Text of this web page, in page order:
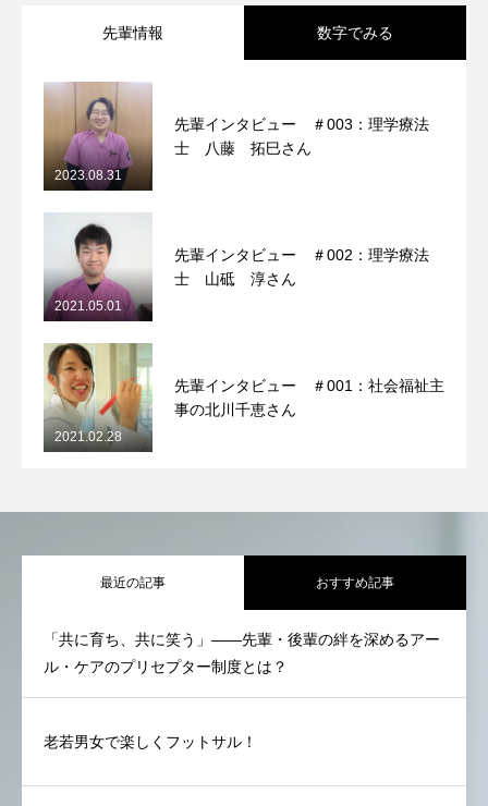
先輩情報 数字でみる
先輩インタビュー ＃003：理学療法
士 八藤 拓巳さん
2023.08.31
先輩インタビュー ＃002：理学療法
士 山砥 淳さん
2021.05.01
先輩インタビュー ＃001：社会福祉主
事の北川千恵さん
2021.02.28
最近の記事 おすすめ記事
「共に育ち、共に笑う」——先輩・後輩の絆を深めるアー
ル・ケアのプリセプター制度とは？
老若男女で楽しくフットサル！